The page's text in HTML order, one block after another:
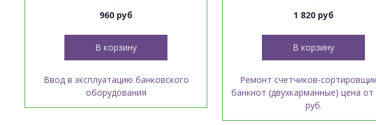
960 руб
В корзину
Ввод в эксплуатацию банковского
оборудования
1 820 руб
В корзину
Ремонт счетчиков-
банкнот (двухкарманные) цена от
руб.